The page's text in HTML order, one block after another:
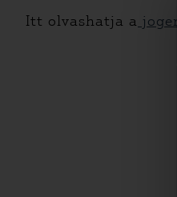
Itt olvashatja a